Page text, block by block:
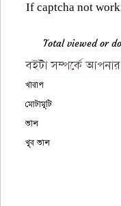
If captcha not
Total viewed or